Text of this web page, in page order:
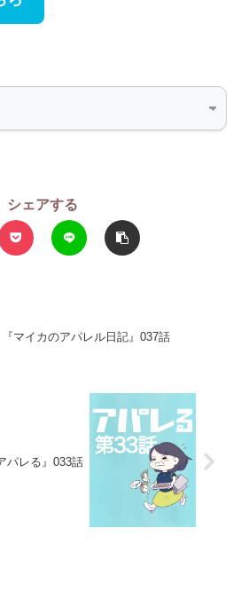
シェアする
『マイカのアパレル日記』037話
パレる』033話